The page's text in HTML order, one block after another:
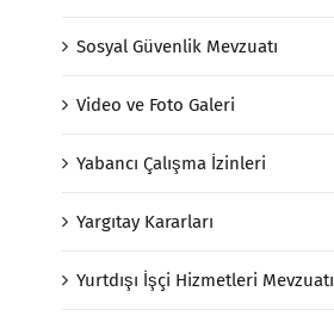
Sosyal Güvenlik Mevzuatı
Video ve Foto Galeri
Yabancı Çalışma İzinleri
Yargıtay Kararları
Yurtdışı İşçi Hizmetleri Mevzuatı